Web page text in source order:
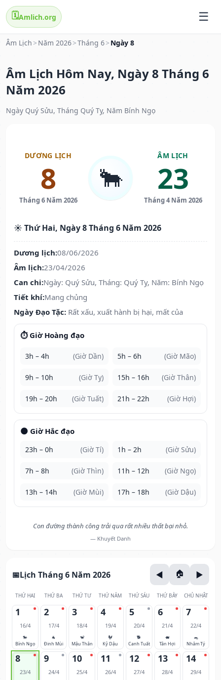
🗓️Amlich.org
Âm Lịch > Năm 2026>Tháng 6> Ngày 8
Âm Lịch Hôm Nay, Ngày 8 Tháng 6
Năm 2026
Ngày Quý Sửu, Tháng Quý Tỵ, Năm Bính Ngọ
DƯƠNG LỊCH
8
Tháng 6 Năm 2026
🐂
ÂM LỊCH
23
Tháng 4 Năm 2026
☀️ Thứ Hai, Ngày 8 Tháng 6 Năm 2026
Dương lịch:08/06/2026
Âm lịch:23/04/2026
Can chi:Ngày: Quý Sửu, Tháng: Quý Tỵ, Năm: Bính Ngọ
Tiết khí:Mang chủng
Ngày Đạo Tặc: Rất xấu, xuất hành bị hại, mất của
⏱️ Giờ Hoàng đạo
3h – 4h (Giờ Dần) 5h – 6h (Giờ Mão)
9h – 10h (Giờ Tỵ) 15h – 16h (Giờ Thân)
19h – 20h (Giờ Tuất) 21h – 22h (Giờ Hợi)
🌑 Giờ Hắc đạo
23h – 0h (Giờ Tí) 1h – 2h (Giờ Sửu)
7h – 8h (Giờ Thìn) 11h – 12h (Giờ Ngọ)
13h – 14h (Giờ Mùi) 17h – 18h (Giờ Dậu)
Con đường thành công trải qua rất nhiều thất bại nhỏ.
— Khuyết Danh
Lịch Tháng 6 Năm 2026
THỨ HAI THỨ BA THỨ TƯ THỨ NĂM THỨ SÁU THỨ BẢY CHỦ NHẬT
1
16/4
🐎
Bính Ngọ
2
17/4
🐐
Đinh Mùi
3
18/4
🐒
Mậu Thân
4
19/4
🐓
Kỷ Dậu
5
20/4
🐕
Canh Tuất
6
21/4
🐖
Tân Hợi
7
22/4
🐀
Nhâm Tý
8
23/4
9
24/4
10
25/4
11
26/4
12
27/4
13
28/4
14
29/4